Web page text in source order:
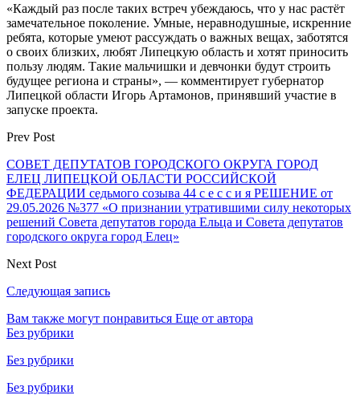
«Каждый раз после таких встреч убеждаюсь, что у нас растёт
замечательное поколение. Умные, неравнодушные, искренние
ребята, которые умеют рассуждать о важных вещах, заботятся
о своих близких, любят Липецкую область и хотят приносить
пользу людям. Такие мальчишки и девчонки будут строить
будущее региона и страны», — комментирует губернатор
Липецкой области Игорь Артамонов, принявший участие в
запуске проекта.
Prev Post
СОВЕТ ДЕПУТАТОВ ГОРОДСКОГО ОКРУГА ГОРОД
ЕЛЕЦ ЛИПЕЦКОЙ ОБЛАСТИ РОССИЙСКОЙ
ФЕДЕРАЦИИ седьмого созыва 44 с е с с и я РЕШЕНИЕ от
29.05.2026 №377 «О признании утратившими силу некоторых
решений Совета депутатов города Ельца и Совета депутатов
городского округа город Елец»
Next Post
Следующая запись
Вам также могут понравиться Еще от автора
Без рубрики
Без рубрики
Без рубрики